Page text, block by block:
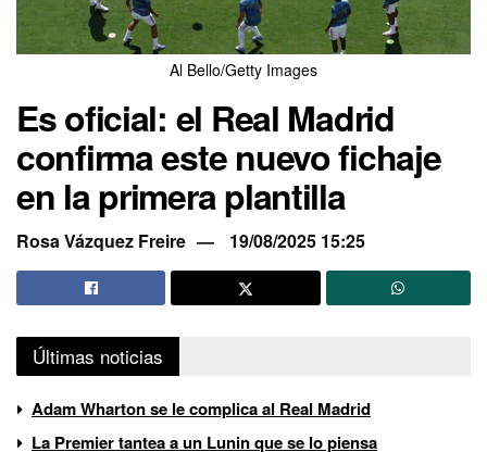
Al Bello/Getty Images
Es oficial: el Real Madrid
confirma este nuevo fichaje
en la primera plantilla
Rosa Vázquez Freire 19/08/2025 15:25
Últimas noticias
Adam Wharton se le complica al Real Madrid
La Premier tantea a un Lunin que se lo piensa